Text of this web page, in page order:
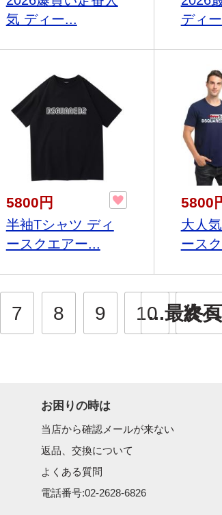
気 ディー...
ディ
5800円
半袖Tシャツ ディ
ースクエアー...
5800
大人
ース
次へ
...最終頁
7 8 9 10
お困りの時は
当店から確認メールが来ない
返品、交換について
よくある質問
電話番号:02-2628-6826